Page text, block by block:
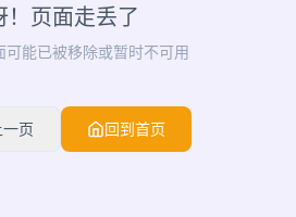
！页面走丢了
可能已被移除或暂时不可用
页 回到首页